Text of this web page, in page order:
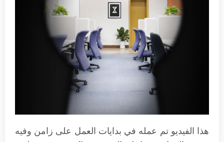
هذا الفيديو تم عمله في بدايات العمل على زامن وفيه